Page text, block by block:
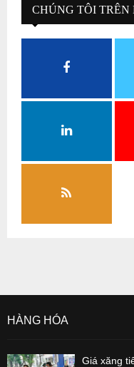
CHÚNG TÔI
HÀNG HÓA
Giá xăng